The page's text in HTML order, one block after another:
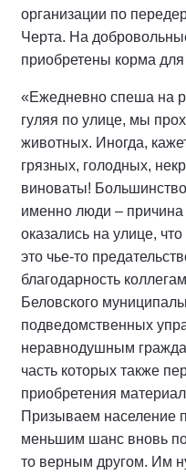
организации по
Черта. На
приобретены корма
«Ежедневно спеша на
гуляя по улице, мы
животных. Иногда,
грязных, голодных,
виноваты!
именно люди – причина
оказались на улице,
это чье-то
благодарность
Беловского
подведомственных
неравнодушным
часть которых также
приобретения
Призываем население
меньшим шанс вновь
то верным другом. Им